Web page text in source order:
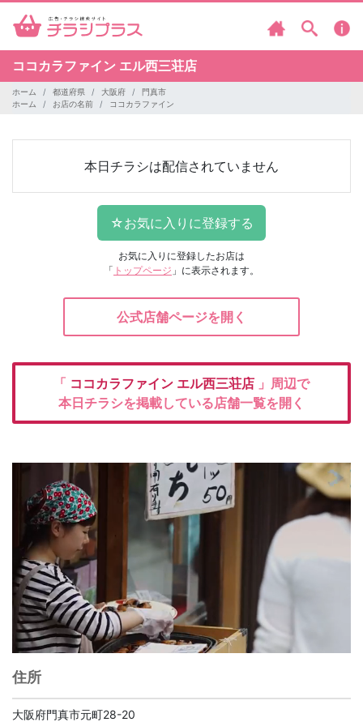
ココカラファイン エル西三荘店
ホーム 都道府県 大阪府
門真市
ホーム
お店の名前 ココカラファイン
本日チラシは配信されていません
お気に入りに登録したお店は
「 トップページ 」に表示されます。
公式店舗ページを開く
「 ココカラファイン エル西三荘店 」周辺で
本日チラシを掲載している店舗一覧を開く
住所
大阪府門真市元町28-20